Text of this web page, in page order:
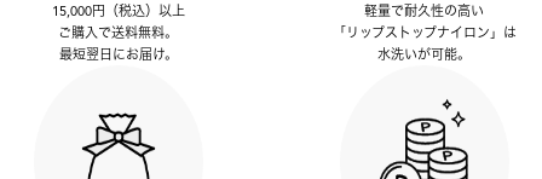
15,000円（税込）以上
ご購入で送料無料。
最短翌日にお届け。
軽量で耐久性の高い
「リップストップナイロン」は
水洗いが可能。